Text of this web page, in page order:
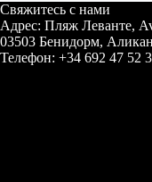
Свяжитесь с нами
Адрес: Пляж Леванте,
03503 Бенидорм,
Телефон: +34 692 47 52